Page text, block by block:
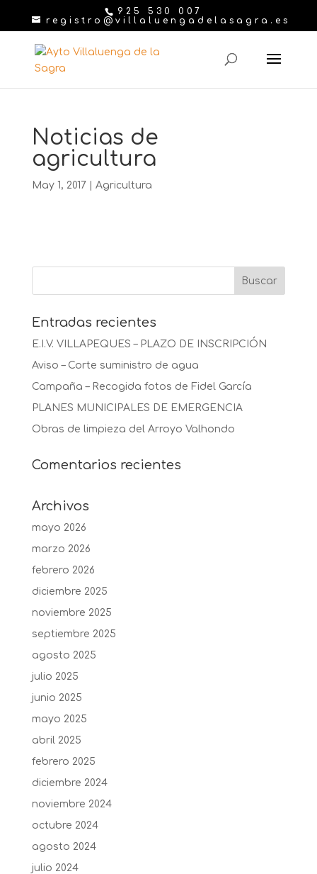
925 530 007
registro@villaluengadelasagra.es
Noticias de
agricultura
May 1, 2017 Agricultura
Entradas recientes
E.I.V. VILLAPEQUES – PLAZO DE INSCRIPCIÓN
Aviso – Corte suministro de agua
Campaña – Recogida fotos de Fidel García
PLANES MUNICIPALES DE EMERGENCIA
Obras de limpieza del Arroyo Valhondo
Comentarios recientes
Archivos
mayo 2026
marzo 2026
febrero 2026
diciembre 2025
noviembre 2025
septiembre 2025
agosto 2025
julio 2025
junio 2025
mayo 2025
abril 2025
febrero 2025
diciembre 2024
noviembre 2024
octubre 2024
agosto 2024
julio 2024